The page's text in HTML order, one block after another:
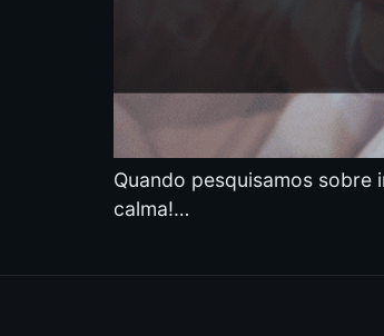
Quando pesquisamos sobre
calma!…